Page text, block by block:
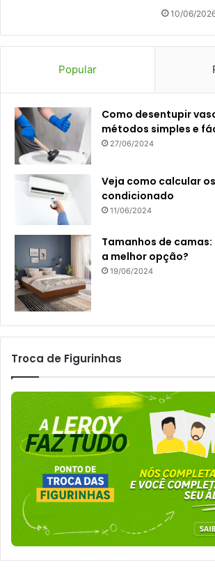
10/06/
Popular
Como desentupir
métodos simples e
27/06/2024
Veja como calcular
condicionado
11/06/2024
Tamanhos de
a melhor opção?
19/06/2024
Troca de Figurinhas